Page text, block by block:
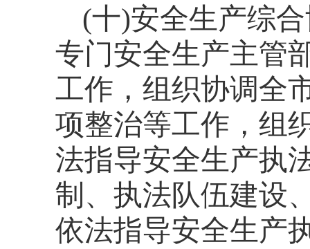
(十)安全生产综
专门安全生产主管
工作，组织协调全
项整治等工作，组
法指导安全生产执
制、执法队伍建设
依法指导安全生产